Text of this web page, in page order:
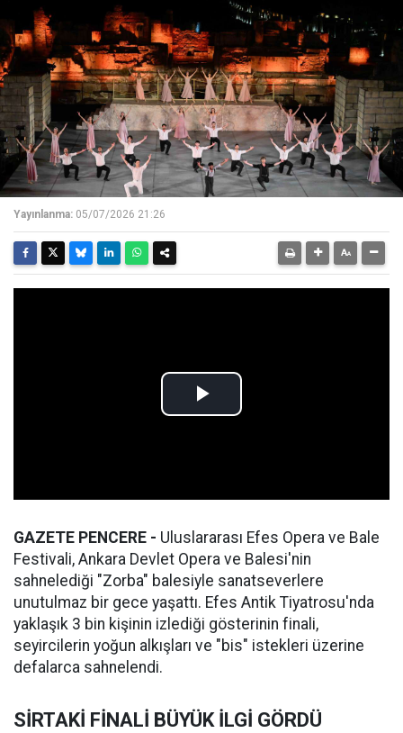
Yayınlanma: 05/07/2026 21:26
GAZETE PENCERE - Uluslararası Efes Opera ve Bale
Festivali, Ankara Devlet Opera ve Balesi'nin
sahnelediği "Zorba" balesiyle sanatseverlere
unutulmaz bir gece yaşattı. Efes Antik Tiyatrosu'nda
yaklaşık 3 bin kişinin izlediği gösterinin finali,
seyircilerin yoğun alkışları ve "bis" istekleri üzerine
defalarca sahnelendi.
SİRTAKİ FİNALİ BÜYÜK İLGİ GÖRDÜ